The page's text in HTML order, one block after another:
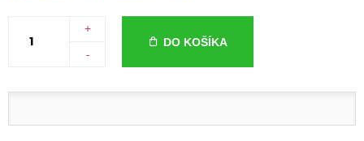
+
-
DO KOŠÍKA